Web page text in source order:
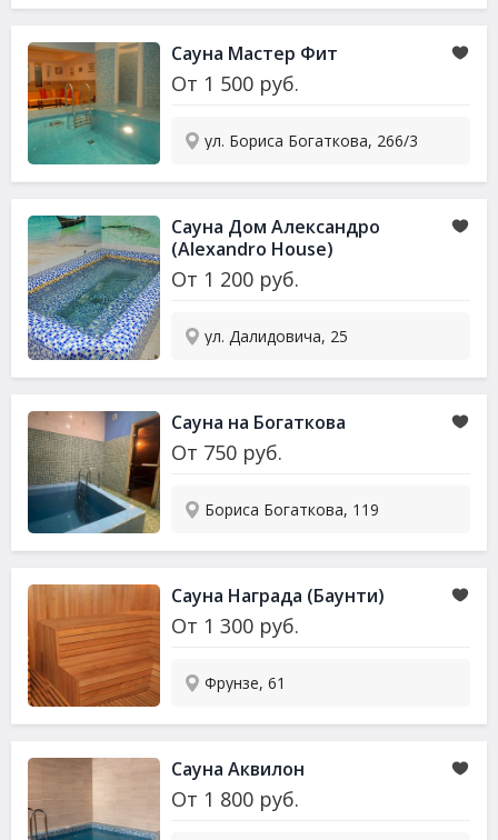
Сауна Мастер Фит
От 1 500 руб.
ул. Бориса Богаткова, 266/3
Сауна Дом Александро
(Alexandro House)
От 1 200 руб.
ул. Далидовича, 25
Сауна на Богаткова
От 750 руб.
Бориса Богаткова, 119
Сауна Награда (Баунти)
От 1 300 руб.
Фрунзе, 61
Сауна Аквилон
От 1 800 руб.